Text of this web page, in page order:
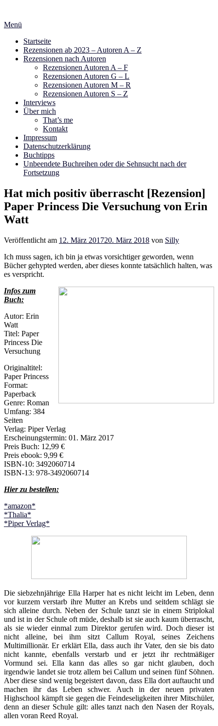
springen
Menü
Startseite
Rezensionen ab 2023 – Autoren A – Z
Rezensionen nach Autoren
Rezensionen Autoren A – F
Rezensionen Autoren G – L
Rezensionen Autoren M – R
Rezensionen Autoren S – Z
Interviews
Über mich
That’s me
Kontakt
Impressum
Datenschutzerklärung
Buchtipps
Unbeendete Buchreihen oder die Sehnsucht nach der
Fortsetzung
Hat mich positiv überrascht [Rezension]
Paper Princess Die Versuchung von Erin
Watt
Veröffentlicht am 12. März 201720. März 2018 von Silly
Ich muss sagen, ich bin ja etwas vorsichtiger geworden, wenn
Bücher gehypted werden, aber dieses konnte tatsächlich halten, was
es verspricht.
Infos zum
Buch:
Autor: Erin
Watt
Titel: Paper
Princess Die
Versuchung
Originaltitel:
Paper Princess
Format:
Paperback
Genre: Roman
Umfang: 384
Seiten
Verlag: Piper Verlag
Erscheinungstermin: 01. März 2017
Preis Buch: 12,99 €
Preis ebook: 9,99 €
ISBN-10: 3492060714
ISBN-13: 978-3492060714
Hier zu bestellen:
*amazon*
*Thalia*
*Piper Verlag*
Die siebzehnjährige Ella Harper hat es nicht leicht im Leben, denn
vor kurzem verstarb ihre Mutter an Krebs und seitdem schlägt sie
sich alleine durch. Neben der Schule tanzt sie in einem Striplokal
und ist in der Schule oft müde, deshalb ist sie auch kaum überrascht,
als sie wieder einmal zum Direktor gerufen wird. Doch dieser ist
nicht alleine, bei ihm sitzt Callum Royal, seines Zeichens
Multimillionär. Er erklärt Ella, dass auch ihr Vater, den sie bis dato
nicht kannte, ebenfalls verstarb und er jetzt ihr rechtmäßiger
Vormund sei. Ella kann das alles so gar nicht glauben, doch
irgendwie landet sie trotz allem bei Callum und seinen fünf Söhnen.
Aber diese sind wenig begeistert davon, dass Ella dort auftaucht und
machen ihr das Leben schwer. Auch in der neuen privaten
Highschool kämpft sie gegen die Feindeseligkeiten ihrer Mitschüler,
denn an dieser Schule gilt: alles tanzt nach den Nasen der Royals,
allen voran Reed Royal.